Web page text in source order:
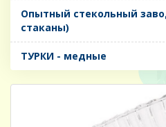
Опытный стекольный
стаканы)
ТУРКИ - медные